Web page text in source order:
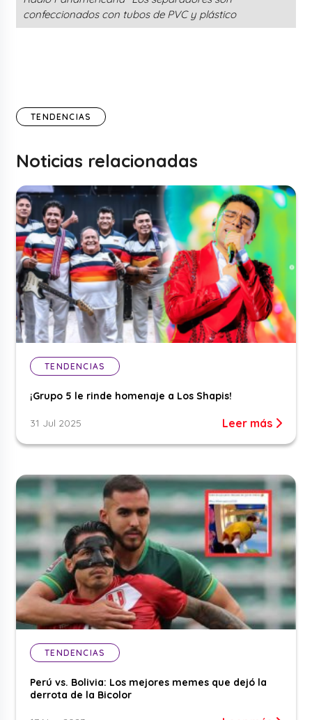
confeccionados con tubos de PVC y plástico
TENDENCIAS
Noticias relacionadas
TENDENCIAS
¡Grupo 5 le rinde homenaje a Los Shapis!
31 Jul 2025 Leer más
TENDENCIAS
Perú vs. Bolivia: Los mejores memes que dejó la
derrota de la Bicolor